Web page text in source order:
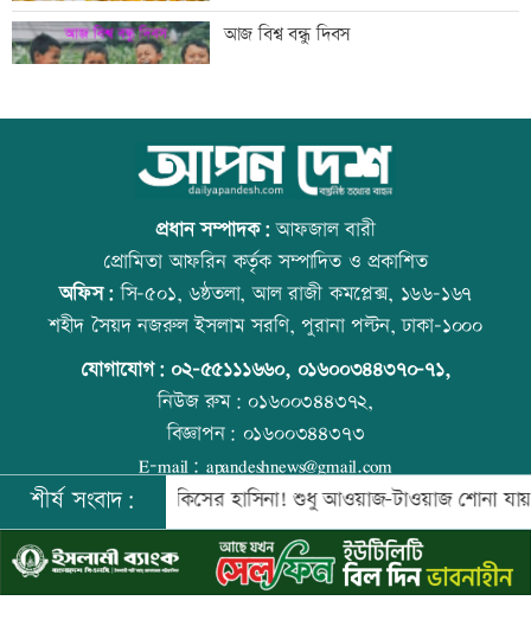
গুরুত্বপূর্ণ ব্যক্তিদের নিয়ে অপপ্রচারের বিরুদ্ধে
সতর্ক করল পুলিশ
নিরাপত্তা পেলে দেশে ফিরতে চান সাকিব
সাকিবের দেশে ফেরার সুযোগ নেই: ক্রীড়া
প্রতিমন্ত্রী
শিল্পকলায় বিনামূল্যে ৬ সিনেমা দেখা যাবে
দিল্লিতে শেখ হাসিনার বক্তব্যে ভারতের সমর্থন
আজ বিশ্ব বন্ধু দিবস
কোরআন-হাদিসে নামাজ না পড়ার শাস্তি
উত্থান-পতনের বাজারে আজ স্বর্ণের ভরি কত
আজ স্বর্ণ-রুপা যে দামে বিক্রি হচ্ছে
বিশ্ব মাতৃদুগ্ধ দিবস আজ
প্রধান সম্পাদক:আফজাল বারী
প্রোমিতা আফরিন কর্তৃক সম্পাদিত ও প্রকাশিত
অফিস:সি-৫০১, ৬ষ্ঠতলা, আল রাজী কমপ্লেক্স, ১৬৬-১৬৭
শহীদ সৈয়দ নজরুল ইসলাম সরণি, পুরানা পল্টন, ঢাকা-১০০০
যোগাযোগ: ০২-৫৫১১১৬৬০, ০১৬০০৩৪৪৩৭০-৭১,
নিউজ রুম:০১৬০০৩৪৪৩৭২,
বিজ্ঞাপন: ০১৬০০৩৪৪৩৭৩
E-mail: apandeshnews@gmail.com
©২০২৬ |আপন দেশ ডটকমকর্তৃক সর্বসত্ব ® সংরক্ষিত | উন্নয়নে
ইমিথমেকারস.কম
শীর্ষ সংবাদ:
সরকার কিসের হাসিনা! শুধু আওয়াজ-টাওয়াজ শোনা যায়: